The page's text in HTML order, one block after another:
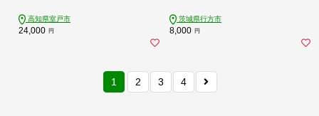
ス 玉ねぎ 蓮根 等 ふるさと納税 高知
県 室戸市
高知県室戸市
24,000 円
方市(EY-25)
茨城県行方市
8,000 円
1 2 3 4